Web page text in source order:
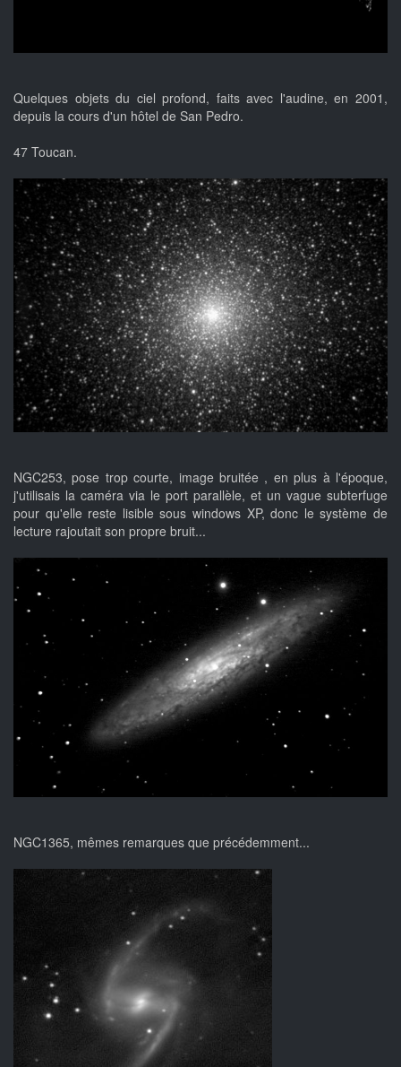
Quelques objets du ciel profond, faits avec l'audine, en 2001,
depuis la cours d'un hôtel de San Pedro.
47 Toucan.
NGC253, pose trop courte, image bruitée , en plus à l'époque,
j'utilisais la caméra via le port parallèle, et un vague subterfuge
pour qu'elle reste lisible sous windows XP, donc le système de
lecture rajoutait son propre bruit...
NGC1365, mêmes remarques que précédemment...